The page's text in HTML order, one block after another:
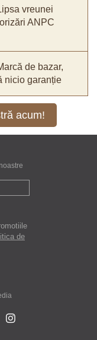
vreunei
ANPC
de bazar,
nicio garanție
acum!
de